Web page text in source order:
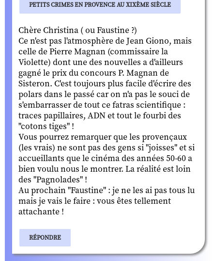
PETITS CRIMES EN PROVENCE AU XIXÈME SIÈCLE
Chère Christina ( ou Faustine ?)
Ce n'est pas l'atmosphère de Jean Giono, mais
celle de Pierre Magnan (commissaire la
Violette) dont une des nouvelles a d'ailleurs
gagné le prix du concours P. Magnan de
Sisteron. C'est toujours plus facile d'écrire des
polars dans le passé car on n'a pas le souci de
s'embarrasser de tout ce fatras scientifique :
traces papillaires, ADN et tout le fourbi des
"cotons tiges" !
Vous pourrez remarquer que les provençaux
(les vrais) ne sont pas des gens si "joisses" et si
accueillants que le cinéma des années 50-60 a
bien voulu nous le montrer. La réalité est loin
des "Pagnolades" !
Au prochain "Faustine" : je ne les ai pas tous lu
mais je vais le faire : vous êtes tellement
attachante !
RÉPONDRE